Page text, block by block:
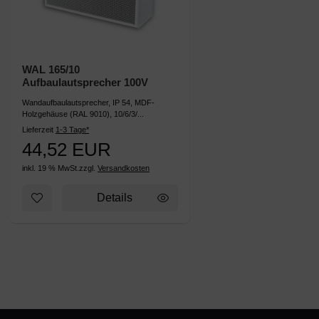
WAL 165/10
Aufbaulautsprecher 100V
Wandaufbaulautsprecher, IP 54, MDF-
Holzgehäuse (RAL 9010), 10/6/3/...
Lieferzeit 1-3 Tage*
44,52 EUR
inkl. 19 % MwSt. zzgl. Versandkosten
Zum Merkzettel hinzufügen: WAL 165/10
Details